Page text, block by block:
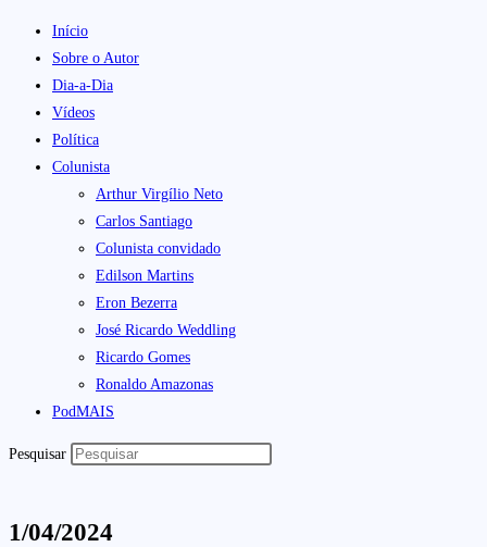
Início
Sobre o Autor
Dia-a-Dia
Vídeos
Política
Colunista
Arthur Virgílio Neto
Carlos Santiago
Colunista convidado
Edilson Martins
Eron Bezerra
José Ricardo Weddling
Ricardo Gomes
Ronaldo Amazonas
PodMAIS
Pesquisar
1/04/2024